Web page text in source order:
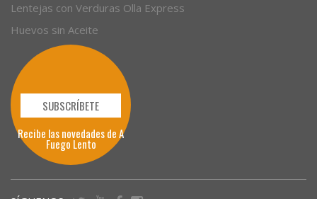
Lentejas con Verduras Olla Express
Huevos sin Aceite
SUBSCRÍBETE
Recibe las novedades de A
Fuego Lento